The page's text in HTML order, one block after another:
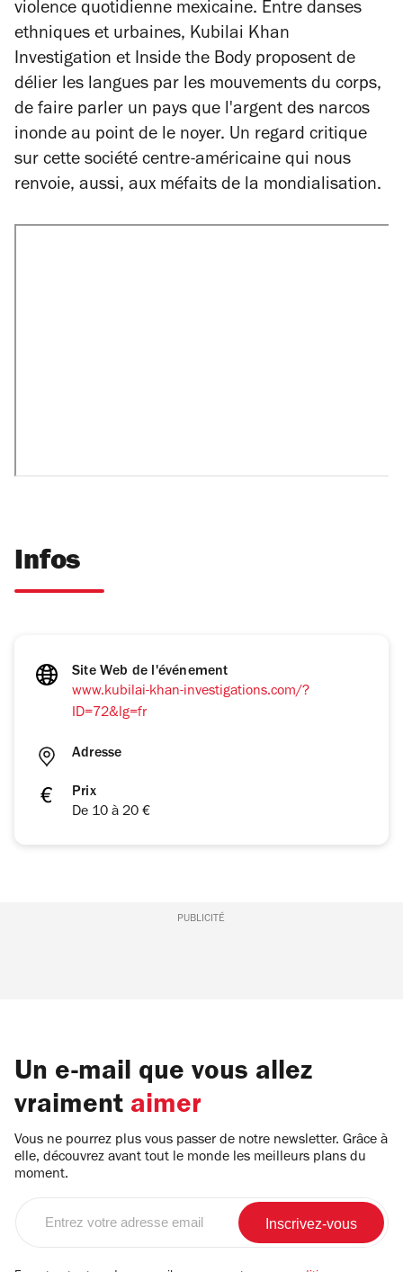
violence quotidienne mexicaine. Entre danses
ethniques et urbaines, Kubilai Khan
Investigation et Inside the Body proposent de
délier les langues par les mouvements du corps,
de faire parler un pays que l'argent des narcos
inonde au point de le noyer. Un regard critique
sur cette société centre-américaine qui nous
renvoie, aussi, aux méfaits de la mondialisation.
Infos
Site Web de l'événement
www.kubilai-khan-investigations.com/?
ID=72&lg=fr
Adresse
Prix
De 10 à 20 €
PUBLICITÉ
Un e-mail que vous allez
vraiment aimer
Vous ne pourrez plus vous passer de notre newsletter. Grâce à
elle, découvrez avant tout le monde les meilleurs plans du
moment.